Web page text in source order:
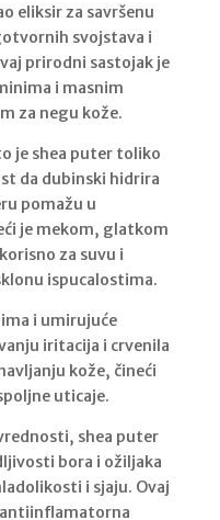
eliksir za savršenu
svojstava i
prirodni sastojak je
i masnim
za negu kože.
je shea puter toliko
da dubinski hidrira
pomažu u
je mekom, glatkom
za suvu i
ispucalostima.
i umirujuće
iritacija i crvenila
kože, čineći
uticaje.
shea puter
bora i ožiljaka
i sjaju. Ovaj